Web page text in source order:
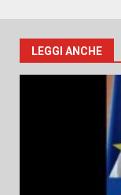
LEGGI ANCHE